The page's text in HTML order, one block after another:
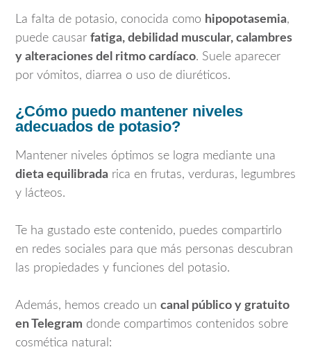
La falta de potasio, conocida como hipopotasemia,
puede causar fatiga, debilidad muscular, calambres
y alteraciones del ritmo cardíaco. Suele aparecer
por vómitos, diarrea o uso de diuréticos.
¿Cómo puedo mantener niveles
adecuados de potasio?
Mantener niveles óptimos se logra mediante una
dieta equilibrada rica en frutas, verduras, legumbres
y lácteos.
Te ha gustado este contenido, puedes compartirlo
en redes sociales para que más personas descubran
las propiedades y funciones del potasio.
Además, hemos creado un canal público y gratuito
en Telegram donde compartimos contenidos sobre
cosmética natural: